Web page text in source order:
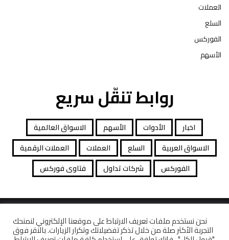
العملات
السلع
الفوركس
الأسهم
روابط تنقّل سريع
اخبار الأدوات الأسهم
الاسواق العالمية
الاسواق العربية
السلع العملات
العملات الرقمية
الفوركس
شركات تداول فتاوى فوركس
جميع الحقوق محفوظة توصيات التداول © 2026
افصاح المخاطرة معاملات قانونية كاشف الشركات
نحن نستخدم ملفات تعريف الارتباط على موقعنا الإلكتروني لنمنحك
التجربة الأكثر صلة من خلال تذكر تفضيلاتك وتكرار الزيارات. بالنقر فوق